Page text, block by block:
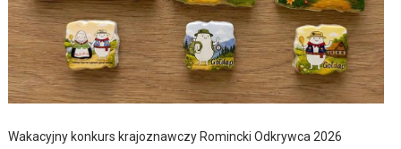
Wakacyjny konkurs krajoznawczy Romincki Odkrywca 2026